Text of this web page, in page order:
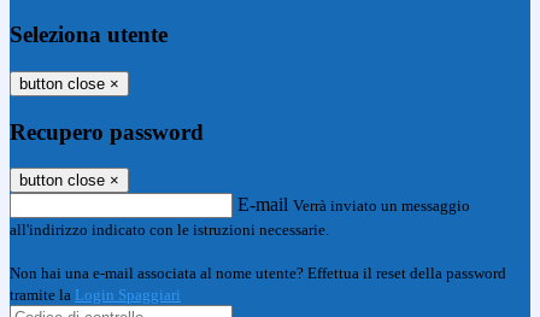
Seleziona utente
button close ×
Recupero password
button close ×
E-mail Verrà inviato un messaggio
all'indirizzo indicato con le istruzioni necessarie.
Non hai una e-mail associata al nome utente? Effettua il reset della password
tramite la Login Spaggiari